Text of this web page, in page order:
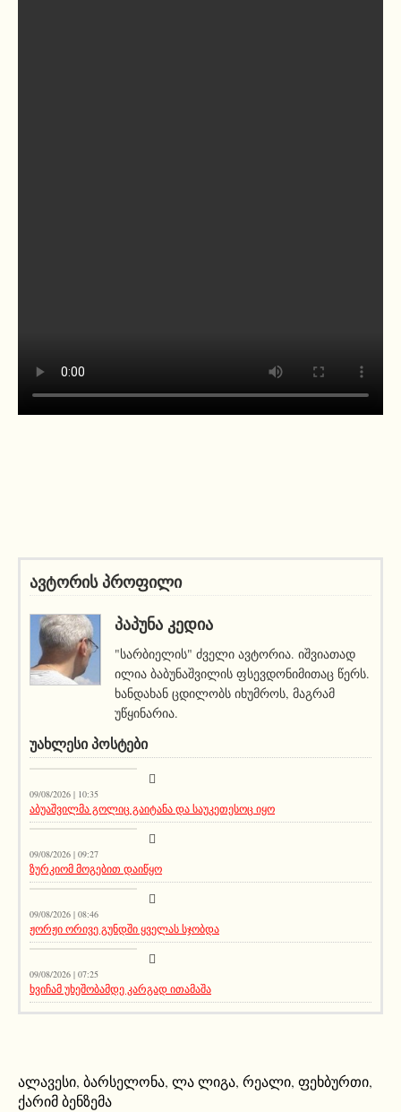
ავტორის პროფილი
ᲞᲐᲞᲣᲜᲐ ᲙᲔᲓᲘᲐ
"სარბიელის" ძველი ავტორია. იშვიათად
ილია ბაბუნაშვილის ფსევდონიმითაც წერს.
ხანდახან ცდილობს იხუმროს, მაგრამ
უწყინარია.
ᲣᲐᲮᲚᲔᲡᲘ ᲞᲝᲡᲢᲔᲑᲘ
09/08/2026 | 10:35
აბუაშვილმა გოლიც გაიტანა და საუკეთესოც იყო
სიახლეები
09/08/2026 | 09:27
ზურკიომ მოგებით დაიწყო
კატეგორიის გარეშე
09/08/2026 | 08:46
ჟორჟი ორივე გუნდში ყველას სჯობდა
მთავარი ამბავი
09/08/2026 | 07:25
ხვიჩამ უხეშობამდე კარგად ითამაშა
ალავესი, ბარსელონა, ლა ლიგა, რეალი, ფეხბურთი,
ქარიმ ბენზემა